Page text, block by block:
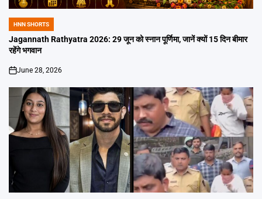
POSTED
IN
HNN SHORTS
Jagannath Rathyatra 2026: 29 जून को स्नान पूर्णिमा, जानें क्यों 15 दिन बीमार
रहेंगे भगवान
on
June 28, 2026